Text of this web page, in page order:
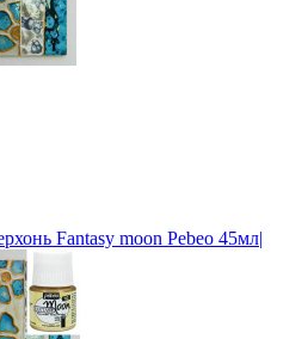
Fantasy moon Pebeo 45мл|